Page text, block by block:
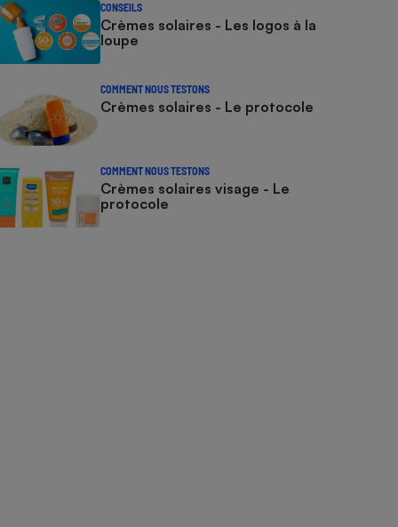
CONSEILS
Crèmes solaires - Les logos à la
loupe
COMMENT NOUS TESTONS
Crèmes solaires - Le protocole
COMMENT NOUS TESTONS
Crèmes solaires visage - Le
protocole